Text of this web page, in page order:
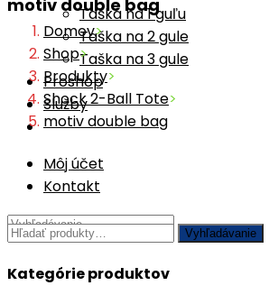
Taška na 1 guľu
Taška na 2 gule
Taška na 3 gule
Proshop
Služby
Môj účet
Kontakt
motiv double bag
Domov>
Shop>
Produkty>
Shock 2-Ball Tote>
motiv double bag
Hľadať: Vyhľadávanie
Kategórie produktov